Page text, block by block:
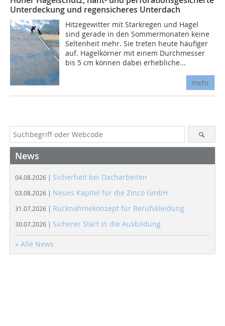
Unterdeckung und regensicheres Unterdach
Hitzegewitter mit Starkregen und Hagel
sind gerade in den Sommermonaten keine
Seltenheit mehr. Sie treten heute häufiger
auf. Hagelkörner mit einem Durchmesser
bis 5 cm können dabei erhebliche...
mehr
News
04.08.2026 | Sicherheit bei Dacharbeiten
03.08.2026 | Neues Kapitel für die Zinco GmbH
31.07.2026 | Rücknahmekonzept für Berufskleidung
30.07.2026 | Sicherer Start in die Ausbildung
» Alle News